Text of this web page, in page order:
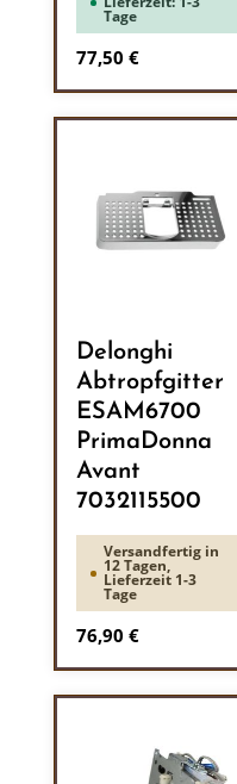
Tage
Regulärer Preis:
77,50 €
Delonghi
Abtropfgitter
ESAM6700
PrimaDonna
Avant
7032115500
Versandfertig in
12 Tagen,
Lieferzeit 1-3
Tage
Regulärer Preis:
76,90 €